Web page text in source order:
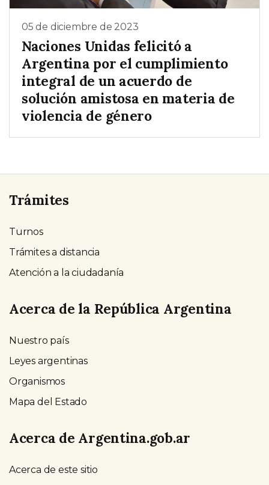
05 de diciembre de 2023
Naciones Unidas felicitó a
Argentina por el cumplimiento
integral de un acuerdo de
solución amistosa en materia de
violencia de género
Trámites
Turnos
Trámites a distancia
Atención a la ciudadanía
Acerca de la República Argentina
Nuestro país
Leyes argentinas
Organismos
Mapa del Estado
Acerca de Argentina.gob.ar
Acerca de este sitio